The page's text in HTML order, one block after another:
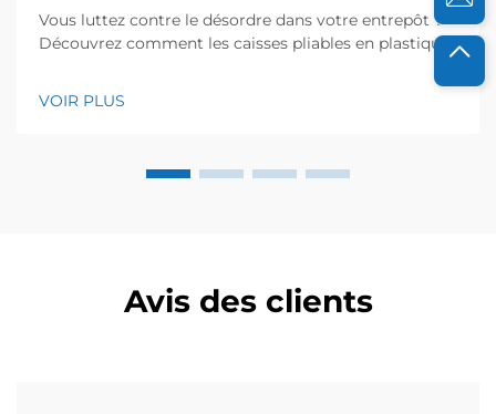
Vous luttez contre le désordre dans votre entrepôt ?
Découvrez comment les caisses pliables en plastique
Découvrez dès maintenant des économies concrètes.
VOIR PLUS
Avis des clients